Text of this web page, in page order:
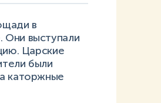
в
Они выступали
Царские
были
каторжные